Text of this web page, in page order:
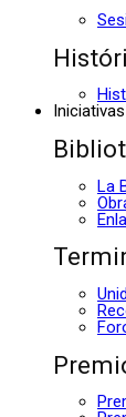
Iniciativas
La